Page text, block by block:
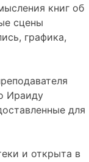
книг об
сцены
графика,
Ираиду
для
и открыта в